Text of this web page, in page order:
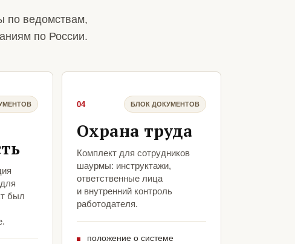
по ведомствам,
по России.
был
04 БЛОК ДОКУМЕНТОВ
Охрана труда
Комплект для сотрудников
шаурмы: инструктажи,
ответственные лица
и внутренний контроль
работодателя.
положение о системе